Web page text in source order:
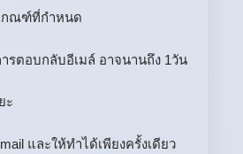
กณฑ์ที่กำหนด
ารตอบกลับอีเมล์ อาจนานถึง 1วัน
ะ
และให้ทำได้เพียงครั้งเดียว